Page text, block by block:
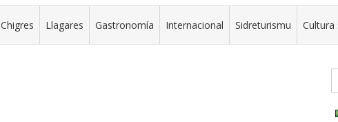
Chigres Llagares Gastronomía Internacional Sidreturismu Cultura